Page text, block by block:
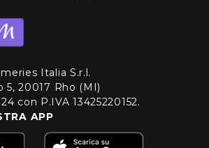
Italia S.r.l.
5, 20017 Rho (MI)
con P.IVA 13425220152.
APP